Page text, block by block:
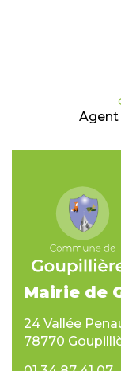
Agent
Mairie de
24 Vallée
78770